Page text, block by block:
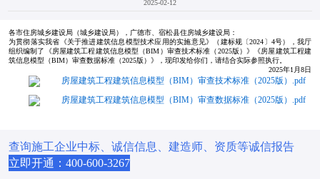
2025-02-12
各市住房城乡建设局（城乡建设局），广德市、宿松县住房城乡建设局：
为贯彻落实我省《关于推进建筑信息模型技术应用的实施意见》（建标规〔2024〕4号），我厅
组织编制了《房屋建筑工程建筑信息模型（BIM）审查技术标准（2025版）》《房屋建筑工程建
筑信息模型（BIM）审查数据标准（2025版）》，现印发给你们，请结合实际参照执行。
2025年1月8日
房屋建筑工程建筑信息模型（BIM）审查技术标准（2025版）.pdf
房屋建筑工程建筑信息模型（BIM）审查数据标准（2025版）.pdf
查询施工企业中标、诚信信息、建造师、资质等诚信报告
立即开通：400-600-3267